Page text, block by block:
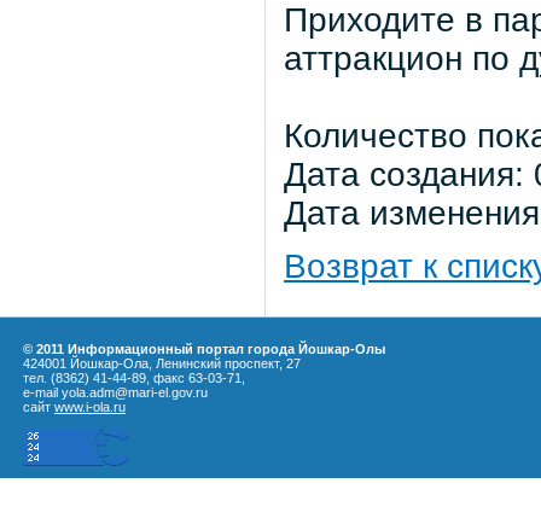
Приходите в
аттракцион по
Количество
Дата
Дата
Возврат к
© 2011 Информационный портал города Йошкар-Олы
424001 Йошкар-Ола, Ленинский проспект, 27
тел. (8362) 41-44-89, факс 63-03-71,
e-mail yola.adm@mari-el.gov.ru
сайт www.i-ola.ru